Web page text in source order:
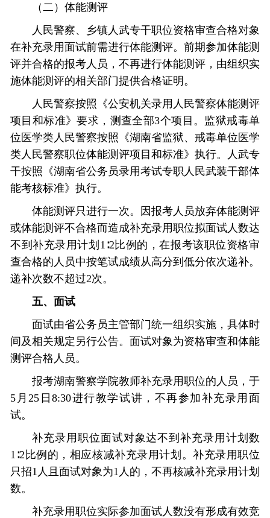
（二）体能测评
人民警察、乡镇人武专干职位资格审查合格对象
在补充录用面试前需进行体能测评。前期参加体能测
评并合格的报考人员，不再进行体能测评，由组织实
施体能测评的相关部门提供合格证明。
人民警察按照《公安机关录用人民警察体能测评
项目和标准》要求，测查全部3个项目。监狱戒毒单
位医学类人民警察按照《湖南省监狱、戒毒单位医学
类人民警察职位体能测评项目和标准》执行。人武专
干按照《湖南省公务员录用考试专职人民武装干部体
能考核标准》执行。
体能测评只进行一次。因报考人员放弃体能测评
或体能测评不合格而造成补充录用职位拟面试人数达
不到补充录用计划1∶2比例的，在报考该职位资格审
查合格的人员中按笔试成绩从高分到低分依次递补。
递补次数不超过2次。
五、面试
面试由省公务员主管部门统一组织实施，具体时
间及相关规定另行公告。面试对象为资格审查和体能
测评合格人员。
报考湖南警察学院教师补充录用职位的人员，于
5月25日8:30进行教学试讲，不再参加补充录用面
试。
补充录用职位面试对象达不到补充录用计划数
1∶2比例的，相应核减补充录用计划。补充录用职位
只招1人且面试对象为1人的，不再核减补充录用计划
数。
补充录用职位实际参加面试人数没有形成有效竞